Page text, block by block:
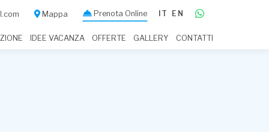
Mappa Prenota Online IT EN
IDEE VACANZA OFFERTE GALLERY CONTATTI